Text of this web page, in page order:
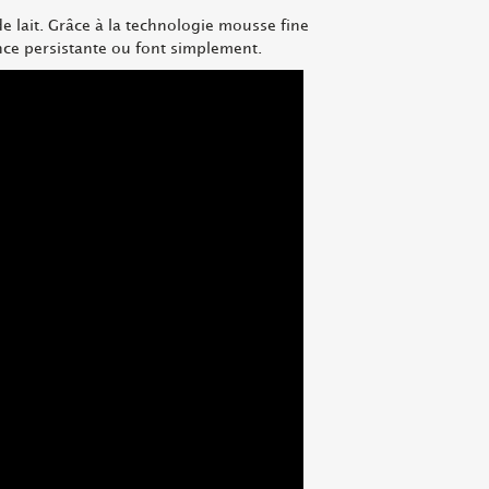
lait. Grâce à la technologie mousse fine
persistante ou font simplement.